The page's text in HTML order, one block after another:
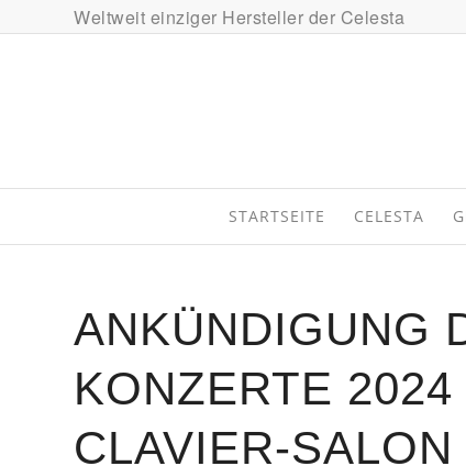
Weltweit einziger Hersteller der Celesta
STARTSEITE CELESTA
ANKÜNDIGUNG
KONZERTE
CLAVIER-SALON